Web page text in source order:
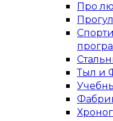
Про
Тыл и